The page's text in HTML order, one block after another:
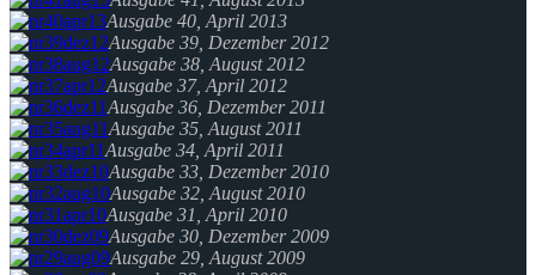
Ausgabe 40, April 2013
Ausgabe 39, Dezember 2012
Ausgabe 38, August 2012
Ausgabe 37, April 2012
Ausgabe 36, Dezember 2011
Ausgabe 35, August 2011
Ausgabe 34, April 2011
Ausgabe 33, Dezember 2010
Ausgabe 32, August 2010
Ausgabe 31, April 2010
Ausgabe 30, Dezember 2009
Ausgabe 29, August 2009